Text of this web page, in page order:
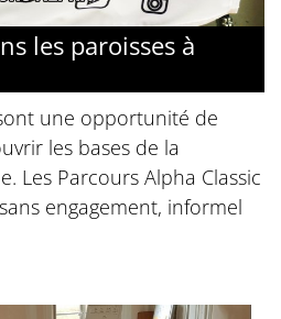
les paroisses à
une opportunité de
les bases de la
Les Parcours Alpha Classic
engagement, informel